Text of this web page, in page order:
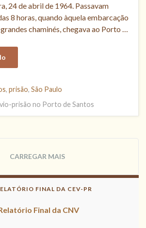
24 de abril de 1964. Passavam
8 horas, quando àquela embarcação
chaminés, chegava ao Porto …
, prisão, São Paulo
prisão no Porto de Santos
CARREGAR MAIS
FINAL DA CEV-PR
Acesse aqui o Relatório Final da